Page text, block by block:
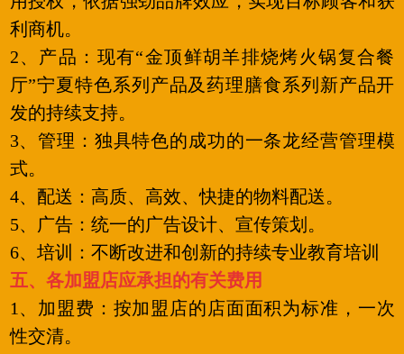
利商机。
2、产品：现有“金顶鲜胡羊排烧烤火锅复合餐
厅”宁夏特色系列产品及药理膳食系列新产品开
发的持续支持。
3、管理：独具特色的成功的一条龙经营管理模
式。
4、配送：高质、高效、快捷的物料配送。
5、广告：统一的广告设计、宣传策划。
6、培训：不断改进和创新的持续专业教育培训
五、各加盟店应承担的有关费用
1、加盟费：按加盟店的店面面积为标准，一次
性交清。